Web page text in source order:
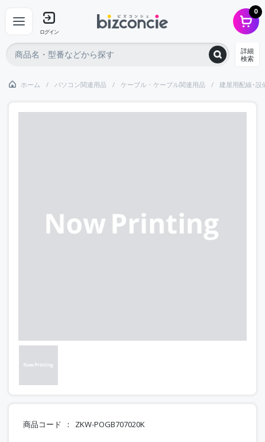
ログイン
0
詳細
検索
ホーム パソコン関連用品 ケーブル・ケーブル関連用品 建屋用配線･設
商品コード ZKW-POGB707020K